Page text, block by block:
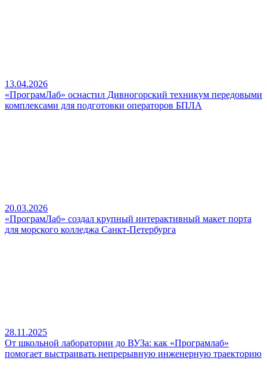
13.04.2026
«ПрограмЛаб» оснастил Дивногорский техникум передовыми
комплексами для подготовки операторов БПЛА
20.03.2026
«ПрограмЛаб» создал крупный интерактивный макет порта
для морского колледжа Санкт-Петербурга
28.11.2025
От школьной лаборатории до ВУЗа: как «Програмлаб»
помогает выстраивать непрерывную инженерную траекторию